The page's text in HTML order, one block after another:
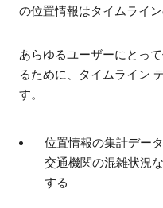
の位置情報はタイムライ
あらゆるユーザーにとっ
るために、タイムライン
す。
位置情報の集計デー
交通機関の混雑状況
する